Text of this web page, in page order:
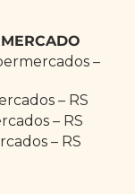
–
– RS
– RS
– RS